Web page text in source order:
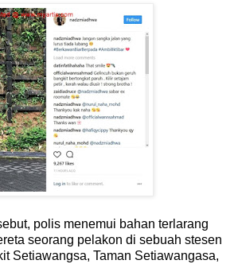
polis menemui bahan terlarang
seorang pelakon di sebuah stesen
Setiawangsa, Taman Setiawangasa,